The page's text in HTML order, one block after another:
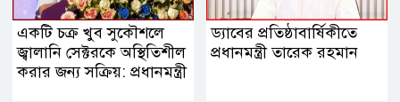
একটি চক্র খুব সুকৌশলে
জ্বালানি সেক্টরকে অস্থিতিশীল
করার জন্য সক্রিয়: প্রধানমন্ত্রী
ড্যাবের প্রতিষ্ঠাবার্ষিকীতে
প্রধানমন্ত্রী তারেক রহমান